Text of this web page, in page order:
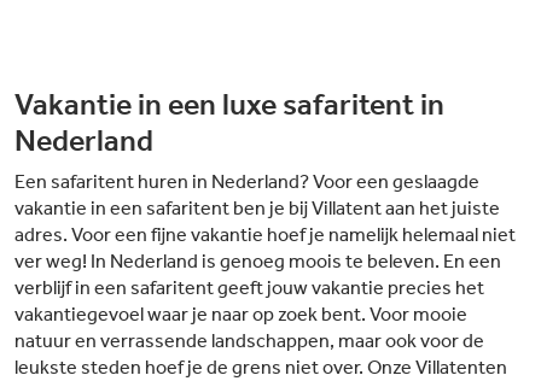
Vakantie in een luxe safaritent in
Nederland
Een safaritent huren in Nederland? Voor een geslaagde
vakantie in een safaritent ben je bij Villatent aan het juiste
adres. Voor een fijne vakantie hoef je namelijk helemaal niet
ver weg! In Nederland is genoeg moois te beleven. En een
verblijf in een safaritent geeft jouw vakantie precies het
vakantiegevoel waar je naar op zoek bent. Voor mooie
natuur en verrassende landschappen, maar ook voor de
leukste steden hoef je de grens niet over. Onze Villatenten